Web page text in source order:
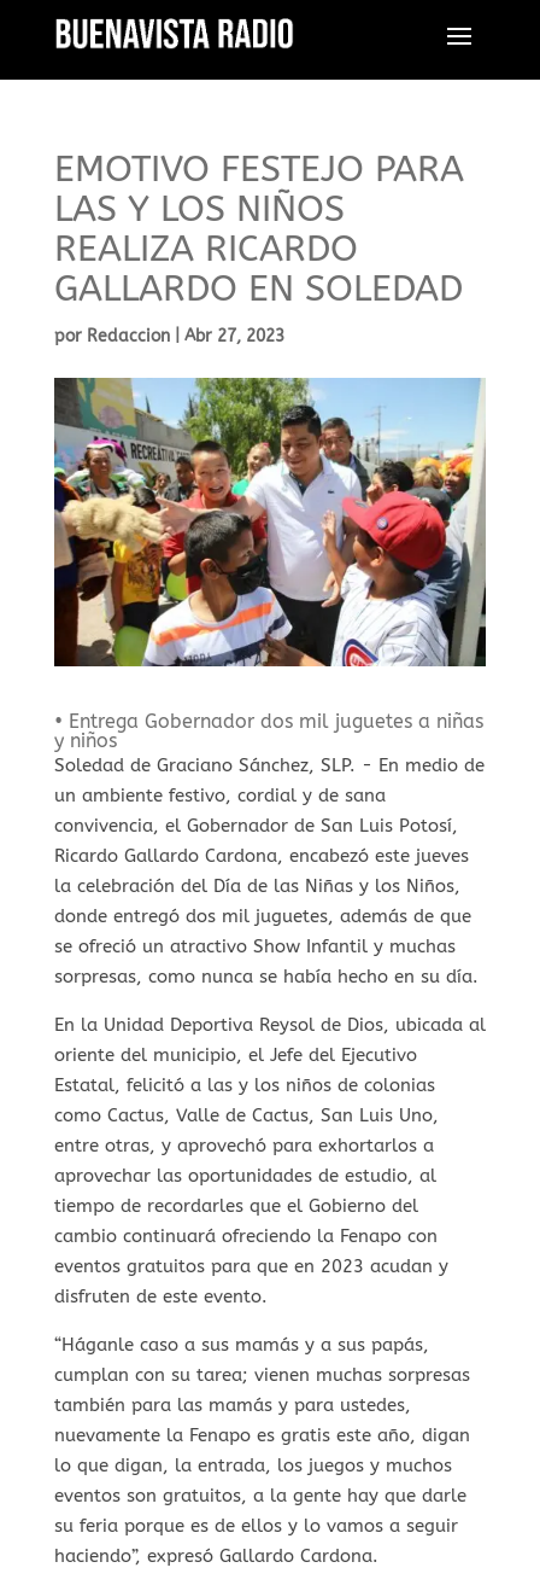
EMOTIVO FESTEJO PARA
LAS Y LOS NIÑOS
REALIZA RICARDO
GALLARDO EN SOLEDAD
por Redaccion| Abr 27, 2023
• Entrega Gobernador dos mil juguetes a niñas
y niños
Soledad de Graciano Sánchez, SLP. - En medio de
un ambiente festivo, cordial y de sana
convivencia, el Gobernador de San Luis Potosí,
Ricardo Gallardo Cardona, encabezó este jueves
la celebración del Día de las Niñas y los Niños,
donde entregó dos mil juguetes, además de que
se ofreció un atractivo Show Infantil y muchas
sorpresas, como nunca se había hecho en su día.
En la Unidad Deportiva Reysol de Dios, ubicada al
oriente del municipio, el Jefe del Ejecutivo
Estatal, felicitó a las y los niños de colonias
como Cactus, Valle de Cactus, San Luis Uno,
entre otras, y aprovechó para exhortarlos a
aprovechar las oportunidades de estudio, al
tiempo de recordarles que el Gobierno del
cambio continuará ofreciendo la Fenapo con
eventos gratuitos para que en 2023 acudan y
disfruten de este evento.
“Háganle caso a sus mamás y a sus papás,
cumplan con su tarea; vienen muchas sorpresas
también para las mamás y para ustedes,
nuevamente la Fenapo es gratis este año, digan
lo que digan, la entrada, los juegos y muchos
eventos son gratuitos, a la gente hay que darle
su feria porque es de ellos y lo vamos a seguir
haciendo”, expresó Gallardo Cardona.